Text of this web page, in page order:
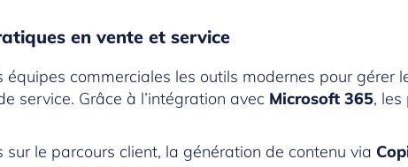
en vente et service
équipes commerciales les outils modernes pour gérer
service. Grâce à l’intégration avec Microsoft 365, les
sur le parcours client, la génération de contenu via